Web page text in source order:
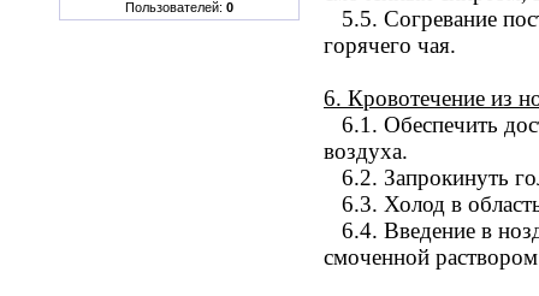
Пользователей: 0
5.5. Согревание
горячего чая.
6. Кровотечение из
6.1. Обеспечить
воздуха.
6.2. Запрокинуть
6.3. Холод в
6.4. Введение в
смоченной